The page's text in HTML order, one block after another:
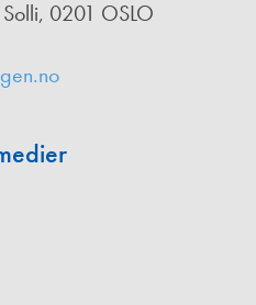
Solli, 0201 OSLO